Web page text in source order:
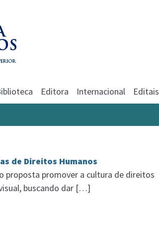
Editora Internacional Editais
de Direitos Humanos
proposta promover a cultura de direitos
buscando dar […]